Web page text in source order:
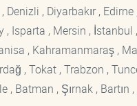
, Diyarbakır ,
Isparta , Mersin ,
, Kahramanmaraş ,
, Tokat , Trabzon ,
Batman , Şırnak , Bartın